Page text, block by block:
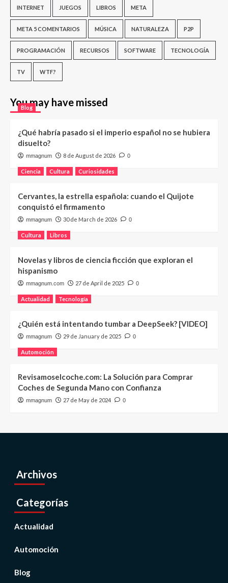
INTERNET JUEGOS LIBROS META
META 5 COMENTARIOS MÚSICA NATURALEZA P2P
PROGRAMACIÓN RECURSOS SOFTWARE TECNOLOGÍA
TV WTF?
You may have missed
Blog
¿Qué habría pasado si el imperio español no se hubiera
disuelto?
mmagnum 8 de August de 2026 0
Ciencia Cultura Curiosidades
Cervantes, la estrella española: cuando el Quijote
conquistó el firmamento
mmagnum 30 de March de 2026 0
Cultura Libros
Novelas y libros de ciencia ficción que exploran el
hispanismo
mmagnum.com 27 de April de 2025 0
Actualidad Tecnología
¿Quién está intentando tumbar a DeepSeek? [VIDEO]
mmagnum 29 de January de 2025 0
Automoción
Revisamoselcoche.com: La Solución para Comprar
Coches de Segunda Mano con Confianza
mmagnum 27 de May de 2024 0
Archivos
Categorías
Actualidad
Automoción
Blog